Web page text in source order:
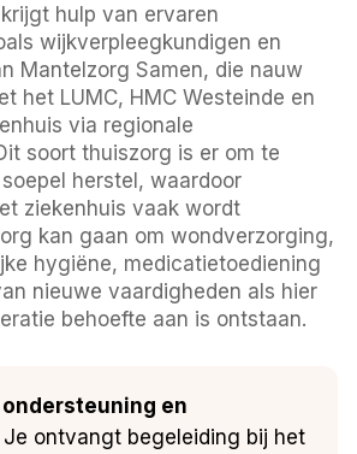
hulp van ervaren
wijkverpleegkundigen en
Mantelzorg Samen, die nauw
het LUMC, HMC Westeinde en
via regionale
soort thuiszorg is er om te
herstel, waardoor
ziekenhuis vaak wordt
kan gaan om wondverzorging,
hygiëne, medicatietoediening
nieuwe vaardigheden als hier
behoefte aan is ontstaan.
en
Je ontvangt begeleiding bij het